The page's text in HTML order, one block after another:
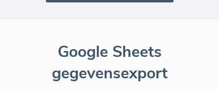
Google Sheets
gegevensexport